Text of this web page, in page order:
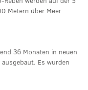
Metern über Meer
36 Monaten in neuen
Es wurden